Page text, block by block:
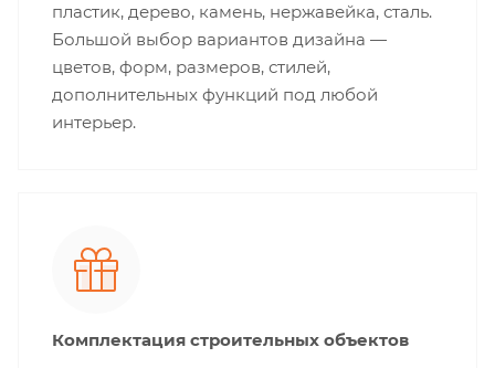
пластик, дерево, камень, нержавейка, сталь.
Большой выбор вариантов дизайна —
цветов, форм, размеров, стилей,
дополнительных функций под любой
интерьер.
Комплектация строительных объектов